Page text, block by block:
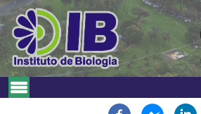
Pular para o conteúdo principal
Navegação principal